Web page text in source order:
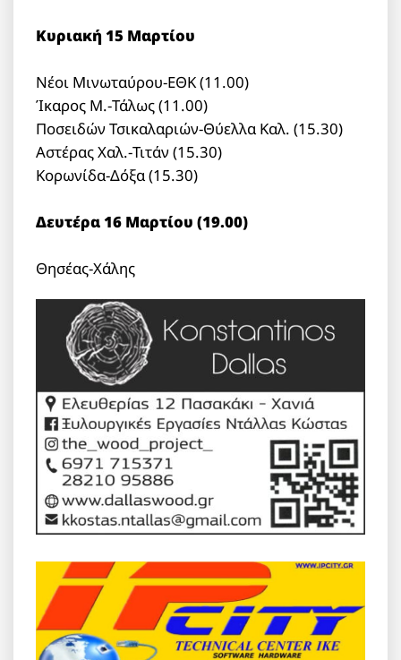
Κυριακή 15 Μαρτίου
Νέοι Μινωταύρου-ΕΘΚ (11.00)
Ίκαρος Μ.-Τάλως (11.00)
Ποσειδών Τσικαλαριών-Θύελλα Καλ. (15.30)
Αστέρας Χαλ.-Τιτάν (15.30)
Κορωνίδα-Δόξα (15.30)
Δευτέρα 16 Μαρτίου (19.00)
Θησέας-Χάλης